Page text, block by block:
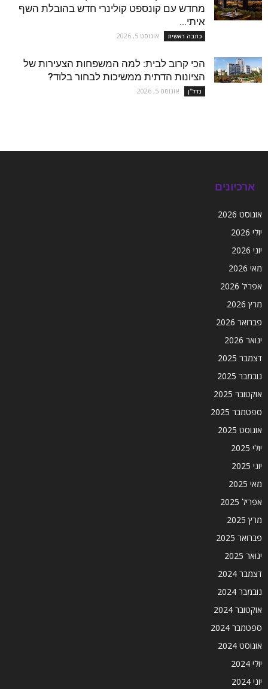
מחדש עם קונספט קולינרי חדש בהובלת השף
איתי...
כתבה ראשית אוגוסט 5, 2026
הכי קרוב לבית: למה המשפחות הצעירות של
הציונות הדתית ממשיכות לבחור בלוד?
נדל''ן אוגוסט 5, 2026
ארכיונים
אוגוסט 2026
יולי 2026
יוני 2026
מאי 2026
אפריל 2026
מרץ 2026
פברואר 2026
ינואר 2026
דצמבר 2025
נובמבר 2025
אוקטובר 2025
ספטמבר 2025
אוגוסט 2025
יולי 2025
יוני 2025
מאי 2025
אפריל 2025
מרץ 2025
פברואר 2025
ינואר 2025
דצמבר 2024
נובמבר 2024
אוקטובר 2024
ספטמבר 2024
אוגוסט 2024
יולי 2024
יוני 2024